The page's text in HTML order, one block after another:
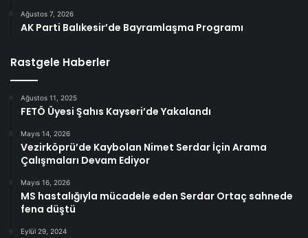
Ağustos 7, 2026
AK Parti Balıkesir’de Bayramlaşma Programı
Rastgele Haberler
Ağustos 11, 2025
FETÖ Üyesi Şahıs Kayseri’de Yakalandı
Mayıs 14, 2026
Vezirköprü’de Kaybolan Nimet Serdar İçin Arama
Çalışmaları Devam Ediyor
Mayıs 16, 2026
MS hastalığıyla mücadele eden Serdar Ortaç sahnede
fena düştü
Eylül 29, 2024